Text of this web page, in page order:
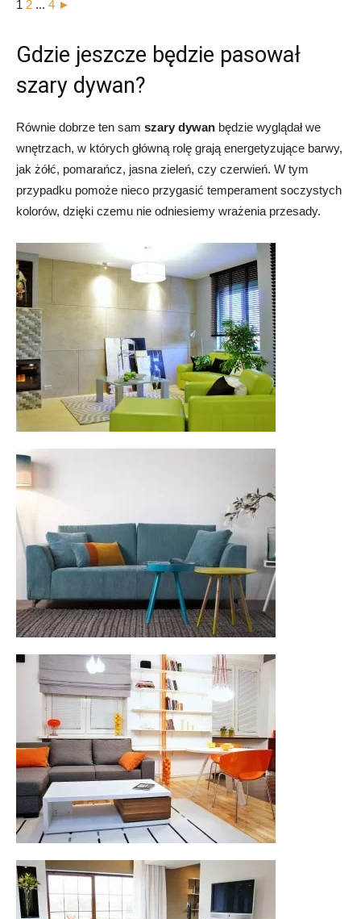
1 2 ... 4 ►
Gdzie jeszcze będzie pasował
szary dywan?
Równie dobrze ten sam szary dywan będzie wyglądał we
wnętrzach, w których główną rolę grają energetyzujące barwy,
jak żółć, pomarańcz, jasna zieleń, czy czerwień. W tym
przypadku pomoże nieco przygasić temperament soczystych
kolorów, dzięki czemu nie odniesiemy wrażenia przesady.